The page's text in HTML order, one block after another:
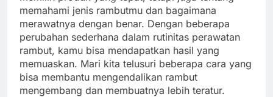
memahami jenis rambutmu dan bagaimana
merawatnya dengan benar. Dengan beberapa
perubahan sederhana dalam rutinitas perawatan
rambut, kamu bisa mendapatkan hasil yang
memuaskan. Mari kita telusuri beberapa cara yang
bisa membantu mengendalikan rambut
mengembang dan membuatnya lebih teratur.